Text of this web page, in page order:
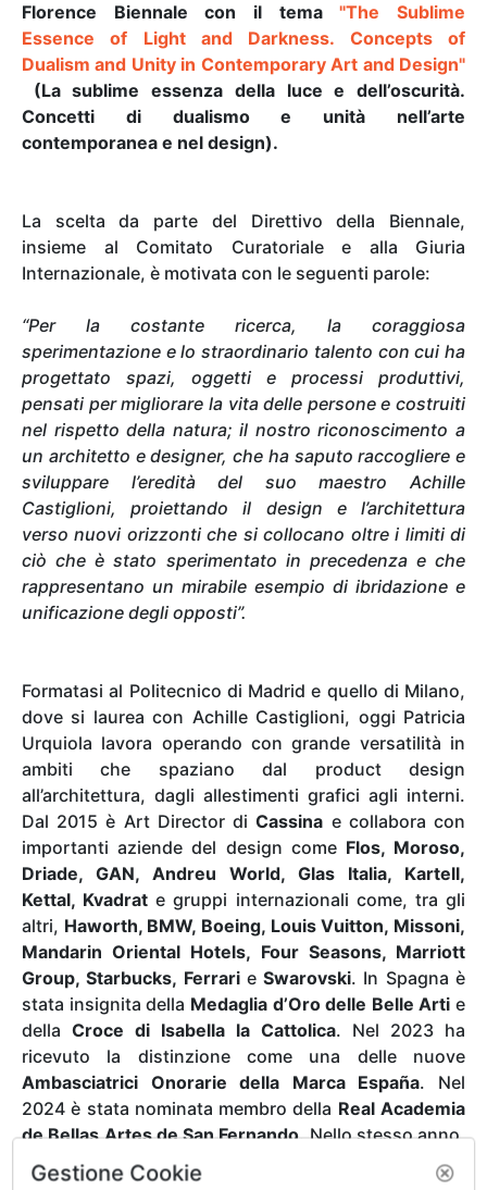
Florence Biennale con il tema"The Sublime
Essence of Light and Darkness. Concepts of
Dualism and Unity in Contemporary Art and Design"
(La sublime essenza della luce e dell’oscurità.
Concetti di dualismo e unità nell’arte
contemporanea e nel design).
La scelta da parte del Direttivo della Biennale,
insieme al Comitato Curatoriale e alla Giuria
Internazionale, è motivata con le seguenti parole:
“Per la costante ricerca, la coraggiosa
sperimentazione e lo straordinario talento con cui ha
progettato spazi, oggetti e processi produttivi,
pensati per migliorare la vita delle persone e costruiti
nel rispetto della natura; il nostro riconoscimento a
un architetto e designer, che ha saputo raccogliere e
sviluppare l’eredità del suo maestro Achille
Castiglioni, proiettando il design e l’architettura
verso nuovi orizzonti che si collocano oltre i limiti di
ciò che è stato sperimentato in precedenza e che
rappresentano un mirabile esempio di ibridazione e
unificazione degli opposti”.
Formatasi al Politecnico di Madrid e quello di Milano,
dove si laurea con Achille Castiglioni, oggi Patricia
Urquiola lavora operando con grande versatilità in
ambiti che spaziano dal product design
all’architettura, dagli allestimenti grafici agli interni.
Dal 2015 è Art Director diCassina e collabora con
importanti aziende del design come Flos, Moroso,
Driade, GAN, Andreu World, Glas Italia, Kartell,
Kettal, Kvadrat e gruppi internazionali come, tra gli
altri, Haworth, BMW, Boeing, Louis Vuitton, Missoni,
Mandarin Oriental Hotels, Four Seasons, Marriott
Group, Starbucks, Ferrari eSwarovski. In Spagna è
stata insignita della Medaglia d’Oro delle Belle Arti e
della Croce di Isabella la Cattolica. Nel 2023 ha
ricevuto la distinzione come una delle nuove
Ambasciatrici Onorarie della Marca España. Nel
2024 è stata nominata membro della Real Academia
de Bellas Artes de San Fernando. Nello stesso anno,
è stata insignita del titolo di
Cavaliere della
Gestione Cookie